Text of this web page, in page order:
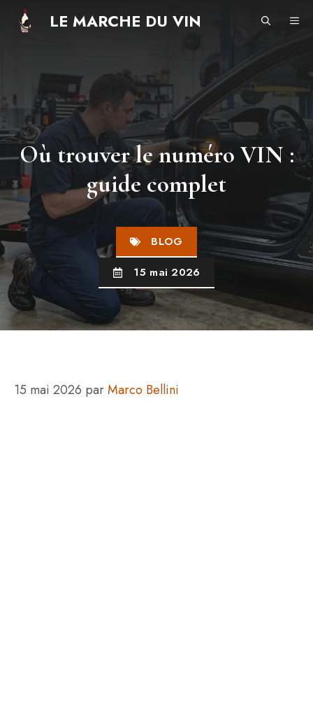
Aller
LE MARCHE DU VIN
Où trouver le numéro VIN :
guide complet
BLOG
15 mai 2026
15 mai 2026 parMarco Bellini